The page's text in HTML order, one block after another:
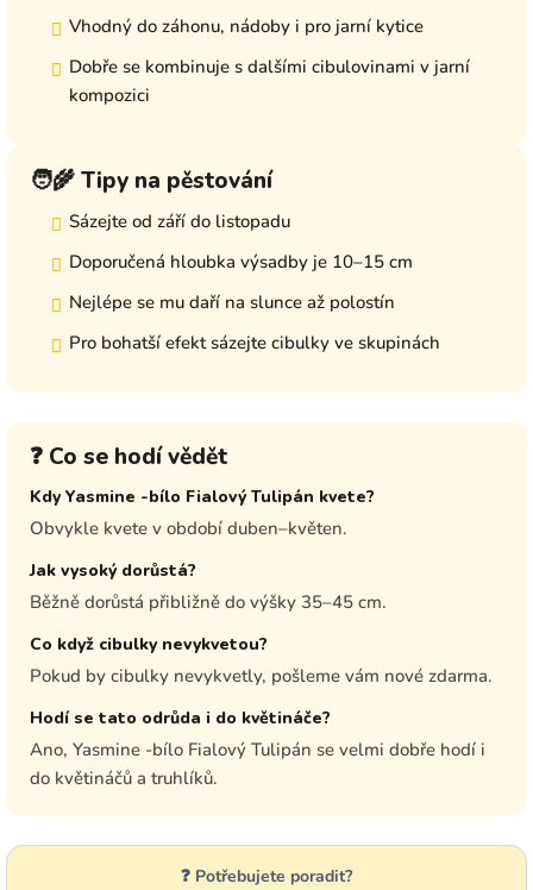
Vhodný do záhonu, nádoby i pro jarní kytice
Dobře se kombinuje s dalšími cibulovinami v jarní
kompozici
🧑‍🌾 Tipy na pěstování
Sázejte od září do listopadu
Doporučená hloubka výsadby je 10–15 cm
Nejlépe se mu daří na slunce až polostín
Pro bohatší efekt sázejte cibulky ve skupinách
❓ Co se hodí vědět
Kdy Yasmine -bílo Fialový Tulipán kvete?
Obvykle kvete v období duben–květen.
Jak vysoký dorůstá?
Běžně dorůstá přibližně do výšky 35–45 cm.
Co když cibulky nevykvetou?
Pokud by cibulky nevykvetly, pošleme vám nové zdarma.
Hodí se tato odrůda i do květináče?
Ano, Yasmine -bílo Fialový Tulipán se velmi dobře hodí i
do květináčů a truhlíků.
❓ Potřebujete poradit?